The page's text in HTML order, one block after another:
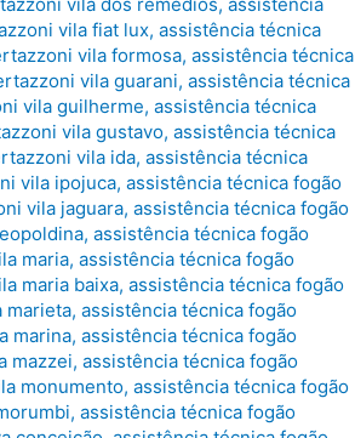
vila fiat lux, assistência técnica
vila formosa, assistência técnica
vila guarani, assistência técnica
vila guilherme, assistência técnica
vila gustavo, assistência técnica
vila ida, assistência técnica
vila ipojuca, assistência técnica fogão
vila jaguara, assistência técnica fogão
, assistência técnica fogão
maria, assistência técnica fogão
maria baixa, assistência técnica fogão
marieta, assistência técnica fogão
marina, assistência técnica fogão
mazzei, assistência técnica fogão
monumento, assistência técnica fogão
, assistência técnica fogão